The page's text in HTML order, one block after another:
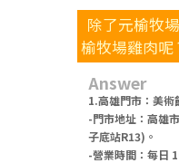
除了元榆牧
榆牧場雞肉呢
Answer
1.高雄門市：美術
-門市地址：高雄
子底站R13)。
-營業時間：每日